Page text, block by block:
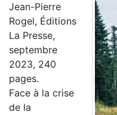
Jean-Pierre
Rogel, Éditions
La Presse,
septembre
2023, 240
pages.
Face à la crise
de la